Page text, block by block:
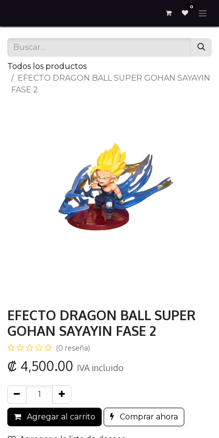
0
Todos los productos
EFECTO DRAGON BALL SUPER GOHAN SAYAYIN
FASE 2
EFECTO DRAGON BALL SUPER
GOHAN SAYAYIN FASE 2
(0 reseña)
₡ 4,500.00 IVA incluido
Agregar al carrito Comprar ahora